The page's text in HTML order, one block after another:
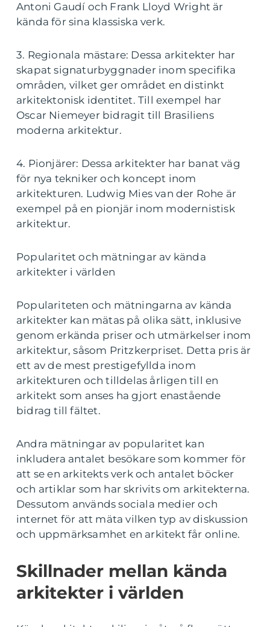
Antoni Gaudí och Frank Lloyd Wright är
kända för sina klassiska verk.
3. Regionala mästare: Dessa arkitekter har
skapat signaturbyggnader inom specifika
områden, vilket ger området en distinkt
arkitektonisk identitet. Till exempel har
Oscar Niemeyer bidragit till Brasiliens
moderna arkitektur.
4. Pionjärer: Dessa arkitekter har banat väg
för nya tekniker och koncept inom
arkitekturen. Ludwig Mies van der Rohe är
exempel på en pionjär inom modernistisk
arkitektur.
Popularitet och mätningar av kända
arkitekter i världen
Populariteten och mätningarna av kända
arkitekter kan mätas på olika sätt, inklusive
genom erkända priser och utmärkelser inom
arkitektur, såsom Pritzkerpriset. Detta pris är
ett av de mest prestigefyllda inom
arkitekturen och tilldelas årligen till en
arkitekt som anses ha gjort enastående
bidrag till fältet.
Andra mätningar av popularitet kan
inkludera antalet besökare som kommer för
att se en arkitekts verk och antalet böcker
och artiklar som har skrivits om arkitekterna.
Dessutom används sociala medier och
internet för att mäta vilken typ av diskussion
och uppmärksamhet en arkitekt får online.
Skillnader mellan kända
arkitekter i världen